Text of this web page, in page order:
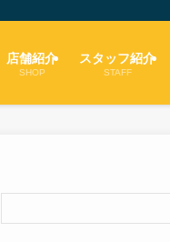
店舗紹介
SHOP
スタッフ紹介
STAFF